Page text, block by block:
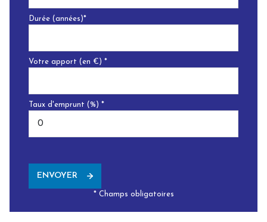
Durée (années)*
Votre apport (en €) *
Taux d'emprunt (%) *
ENVOYER
* Champs obligatoires